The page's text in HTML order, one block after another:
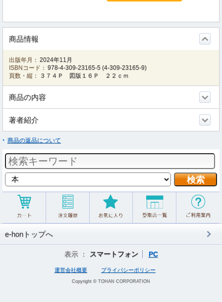
商品情報
出版年月： 2024年11月
ISBNコード： 978-4-309-23165-5 (4-309-23165-9)
頁数・縦：
３７４Ｐ 図版１６Ｐ ２２ｃｍ
商品の内容
著者紹介
商品の返品について
e-honトップへ
表示 ： スマートフォン PC
運営会社概要 プライバシーポリシー
Copyright © TOHAN CORPORATION